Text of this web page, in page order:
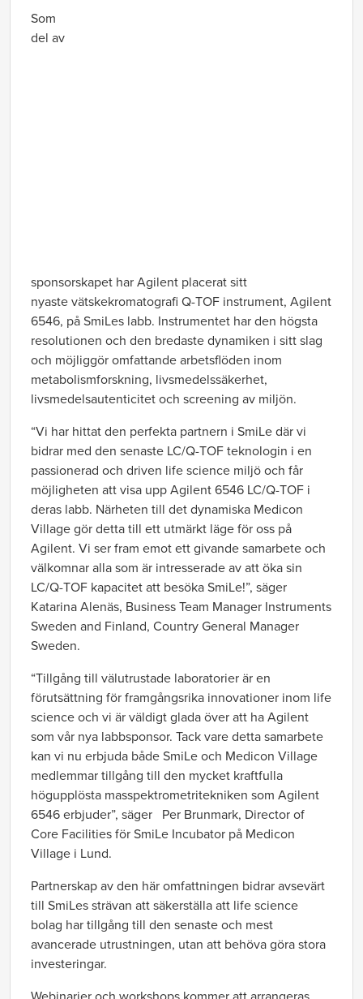
Som
del av
sponsorskapet har Agilent placerat sitt
nyaste vätskekromatografi Q-TOF instrument, Agilent
6546, på SmiLes labb. Instrumentet har den högsta
resolutionen och den bredaste dynamiken i sitt slag
och möjliggör omfattande arbetsflöden inom
metabolismforskning, livsmedelssäkerhet,
livsmedelsautenticitet och screening av miljön.
“Vi har hittat den perfekta partnern i SmiLe där vi
bidrar med den senaste LC/Q-TOF teknologin i en
passionerad och driven life science miljö och får
möjligheten att visa upp Agilent 6546 LC/Q-TOF i
deras labb. Närheten till det dynamiska Medicon
Village gör detta till ett utmärkt läge för oss på
Agilent. Vi ser fram emot ett givande samarbete och
välkomnar alla som är intresserade av att öka sin
LC/Q-TOF kapacitet att besöka SmiLe!”, säger
Katarina Alenäs, Business Team Manager Instruments
Sweden and Finland, Country General Manager
Sweden.
“Tillgång till välutrustade laboratorier är en
förutsättning för framgångsrika innovationer inom life
science och vi är väldigt glada över att ha Agilent
som vår nya labbsponsor. Tack vare detta samarbete
kan vi nu erbjuda både SmiLe och Medicon Village
medlemmar tillgång till den mycket kraftfulla
högupplösta masspektrometritekniken som Agilent
6546 erbjuder”, säger Per Brunmark, Director of
Core Facilities för SmiLe Incubator på Medicon
Village i Lund.
Partnerskap av den här omfattningen bidrar avsevärt
till SmiLes strävan att säkerställa att life science
bolag har tillgång till den senaste och mest
avancerade utrustningen, utan att behöva göra stora
investeringar.